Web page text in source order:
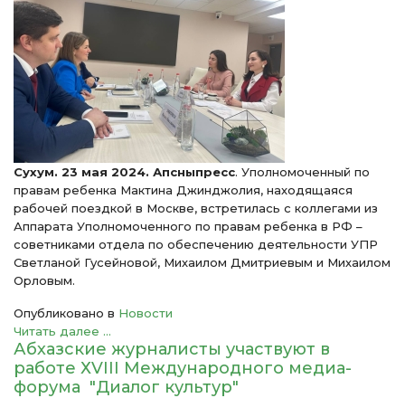
Сухум. 23 мая 2024. Апсныпресс. Уполномоченный по
правам ребенка Мактина Джинджолия, находящаяся
рабочей поездкой в Москве, встретилась с коллегами из
Аппарата Уполномоченного по правам ребенка в РФ –
советниками отдела по обеспечению деятельности УПР
Светланой Гусейновой, Михаилом Дмитриевым и Михаилом
Орловым.
Опубликовано в Новости
Читать далее ...
Абхазские журналисты участвуют в
работе ХVIII Международного медиа-
форума "Диалог культур"